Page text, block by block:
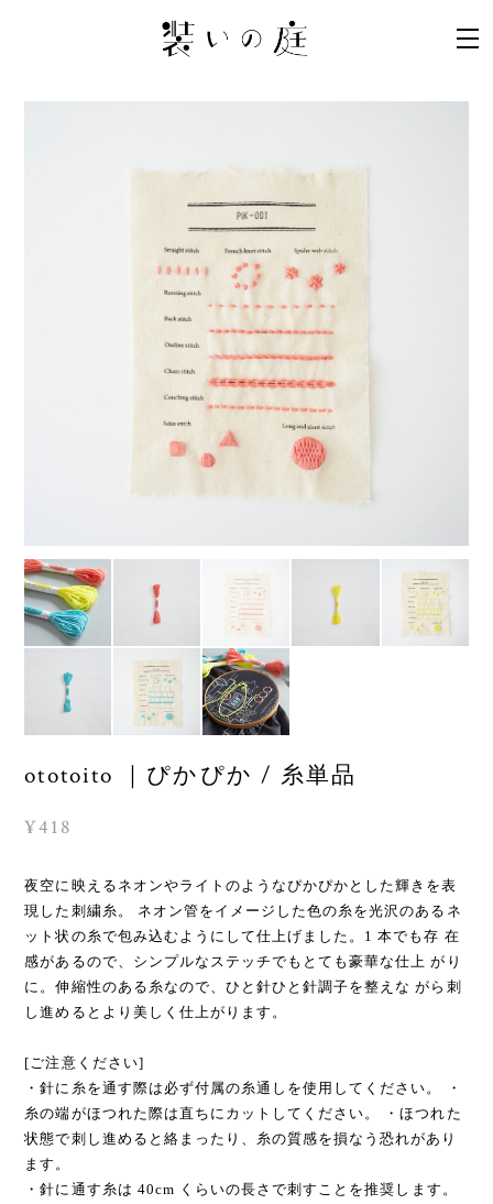
ototoito ｜ぴかぴか / 糸単品
¥418
夜空に映えるネオンやライトのようなぴかぴかとした輝きを表
現した刺繍糸。 ネオン管をイメージした色の糸を光沢のあるネ
ット状の糸で包み込むようにして仕上げました。1 本でも存 在
感があるので、シンプルなステッチでもとても豪華な仕上 がり
に。伸縮性のある糸なので、ひと針ひと針調子を整えな がら刺
し進めるとより美しく仕上がります。
[ご注意ください]
・針に糸を通す際は必ず付属の糸通しを使用してください。 ・
糸の端がほつれた際は直ちにカットしてください。 ・ほつれた
状態で刺し進めると絡まったり、糸の質感を損なう恐れがあり
ます。
・針に通す糸は 40cm くらいの長さで刺すことを推奨します。